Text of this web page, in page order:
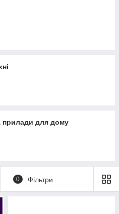
прилади для дому
0 Фільтри